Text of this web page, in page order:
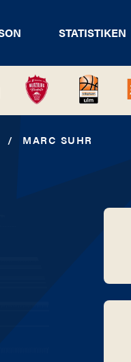
STATISTIKEN
/ MARC SUHR